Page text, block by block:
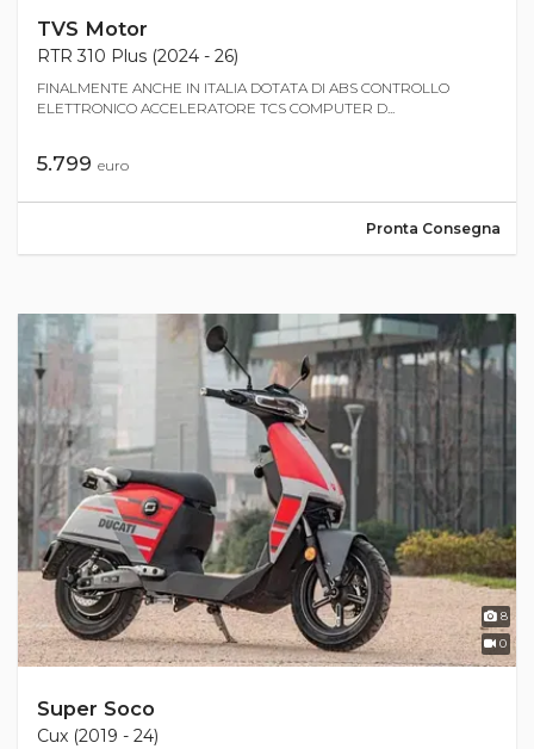
TVS Motor
RTR 310 Plus (2024 - 26)
FINALMENTE ANCHE IN ITALIA DOTATA DI ABS CONTROLLO
ELETTRONICO ACCELERATORE TCS COMPUTER D...
5.799 euro
Pronta Consegna
8
0
Super Soco
Cux (2019 - 24)